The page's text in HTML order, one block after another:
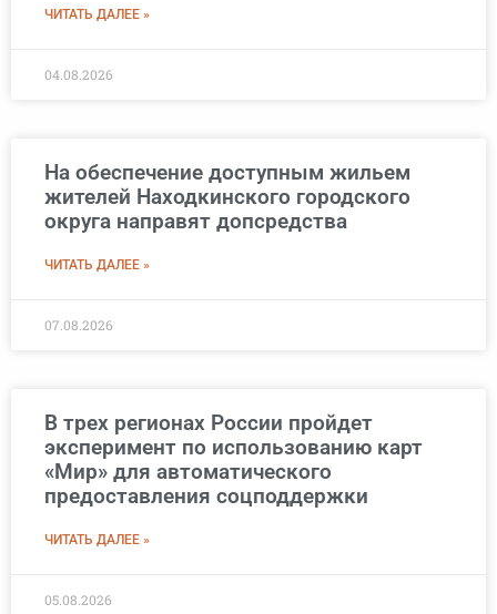
ЧИТАТЬ ДАЛЕЕ »
04.08.2026
На обеспечение доступным жильем
жителей Находкинского городского
округа направят допсредства
ЧИТАТЬ ДАЛЕЕ »
07.08.2026
В трех регионах России пройдет
эксперимент по использованию карт
«Мир» для автоматического
предоставления соцподдержки
ЧИТАТЬ ДАЛЕЕ »
05.08.2026